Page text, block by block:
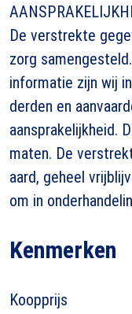
De verstrekte
zorg
informatie zijn wij
derden en
aansprakelijkheid.
maten. De
aard, geheel
om in
Kenmerken
Koopprijs